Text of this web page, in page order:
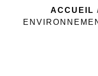
ACCUEIL